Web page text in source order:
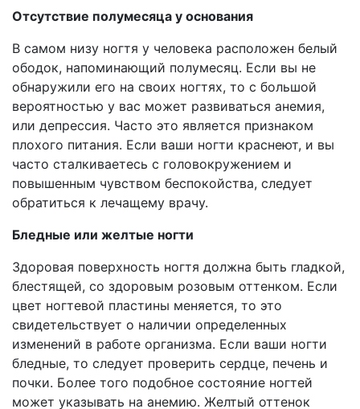
Отсутствие полумесяца у основания
В самом низу ногтя у человека расположен белый
ободок, напоминающий полумесяц. Если вы не
обнаружили его на своих ногтях, то с большой
вероятностью у вас может развиваться анемия,
или депрессия. Часто это является признаком
плохого питания. Если ваши ногти краснеют, и вы
часто сталкиваетесь с головокружением и
повышенным чувством беспокойства, следует
обратиться к лечащему врачу.
Бледные или желтые ногти
Здоровая поверхность ногтя должна быть гладкой,
блестящей, со здоровым розовым оттенком. Если
цвет ногтевой пластины меняется, то это
свидетельствует о наличии определенных
изменений в работе организма. Если ваши ногти
бледные, то следует проверить сердце, печень и
почки. Более того подобное состояние ногтей
может указывать на анемию. Желтый оттенок